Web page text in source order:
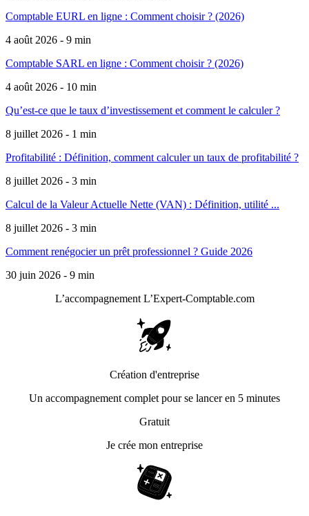
Comptable EURL en ligne : Comment choisir ? (2026)
4 août 2026 - 9 min
Comptable SARL en ligne : Comment choisir ? (2026)
4 août 2026 - 10 min
Qu’est-ce que le taux d’investissement et comment le calculer ?
8 juillet 2026 - 1 min
Profitabilité : Définition, comment calculer un taux de profitabilité ?
8 juillet 2026 - 3 min
Calcul de la Valeur Actuelle Nette (VAN) : Définition, utilité ...
8 juillet 2026 - 3 min
Comment renégocier un prêt professionnel ? Guide 2026
30 juin 2026 - 9 min
L’accompagnement L’Expert-Comptable.com
Création d'entreprise
Un accompagnement complet pour se lancer en 5 minutes
Gratuit
Je crée mon entreprise